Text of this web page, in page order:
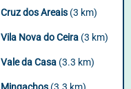
Cruz dos Areais (3 km)
Vila Nova do Ceira (3 km)
Vale da Casa (3.3 km)